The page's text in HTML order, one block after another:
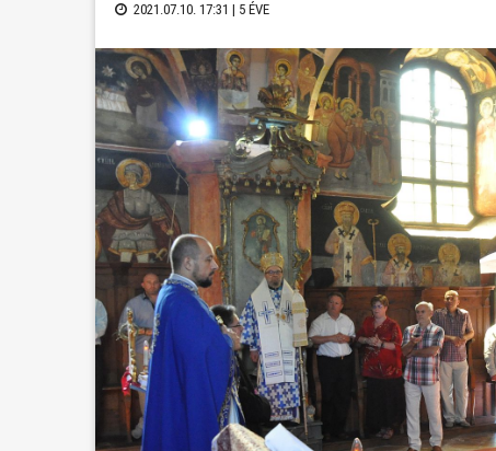
2021.07.10. 17:31 | 5 ÉVE